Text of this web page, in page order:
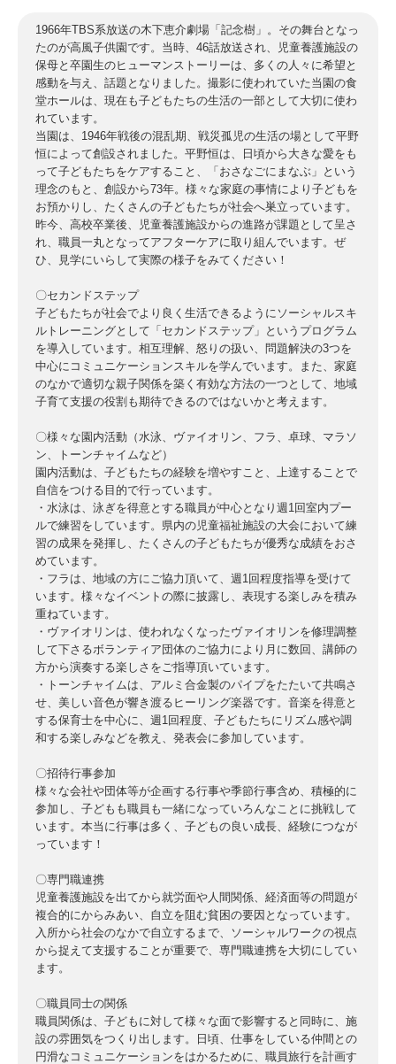
1966年TBS系放送の木下恵介劇場「記念樹」。その舞台となっ
たのが高風子供園です。当時、46話放送され、児童養護施設の
保母と卒園生のヒューマンストーリーは、多くの人々に希望と
感動を与え、話題となりました。撮影に使われていた当園の食
堂ホールは、現在も子どもたちの生活の一部として大切に使わ
れています。
当園は、1946年戦後の混乱期、戦災孤児の生活の場として平野
恒によって創設されました。平野恒は、日頃から大きな愛をも
って子どもたちをケアすること、「おさなごにまなぶ」という
理念のもと、創設から73年。様々な家庭の事情により子どもを
お預かりし、たくさんの子どもたちが社会へ巣立っています。
昨今、高校卒業後、児童養護施設からの進路が課題として呈さ
れ、職員一丸となってアフターケアに取り組んでいます。ぜ
ひ、見学にいらして実際の様子をみてください！
〇セカンドステップ
子どもたちが社会でより良く生活できるようにソーシャルスキ
ルトレーニングとして「セカンドステップ」というプログラム
を導入しています。相互理解、怒りの扱い、問題解決の3つを
中心にコミュニケーションスキルを学んでいます。また、家庭
のなかで適切な親子関係を築く有効な方法の一つとして、地域
子育て支援の役割も期待できるのではないかと考えます。
〇様々な園内活動（水泳、ヴァイオリン、フラ、卓球、マラソ
ン、トーンチャイムなど）
園内活動は、子どもたちの経験を増やすこと、上達することで
自信をつける目的で行っています。
・水泳は、泳ぎを得意とする職員が中心となり週1回室内プー
ルで練習をしています。県内の児童福祉施設の大会において練
習の成果を発揮し、たくさんの子どもたちが優秀な成績をおさ
めています。
・フラは、地域の方にご協力頂いて、週1回程度指導を受けて
います。様々なイベントの際に披露し、表現する楽しみを積み
重ねています。
・ヴァイオリンは、使われなくなったヴァイオリンを修理調整
して下さるボランティア団体のご協力により月に数回、講師の
方から演奏する楽しさをご指導頂いています。
・トーンチャイムは、アルミ合金製のパイプをたたいて共鳴さ
せ、美しい音色が響き渡るヒーリング楽器です。音楽を得意と
する保育士を中心に、週1回程度、子どもたちにリズム感や調
和する楽しみなどを教え、発表会に参加しています。
〇招待行事参加
様々な会社や団体等が企画する行事や季節行事含め、積極的に
参加し、子どもも職員も一緒になっていろんなことに挑戦して
います。本当に行事は多く、子どもの良い成長、経験につなが
っています！
〇専門職連携
児童養護施設を出てから就労面や人間関係、経済面等の問題が
複合的にからみあい、自立を阻む貧困の要因となっています。
入所から社会のなかで自立するまで、ソーシャルワークの視点
から捉えて支援することが重要で、専門職連携を大切にしてい
ます。
〇職員同士の関係
職員関係は、子どもに対して様々な面で影響すると同時に、施
設の雰囲気をつくり出します。日頃、仕事をしている仲間との
円滑なコミュニケーションをはかるために、職員旅行を計画す